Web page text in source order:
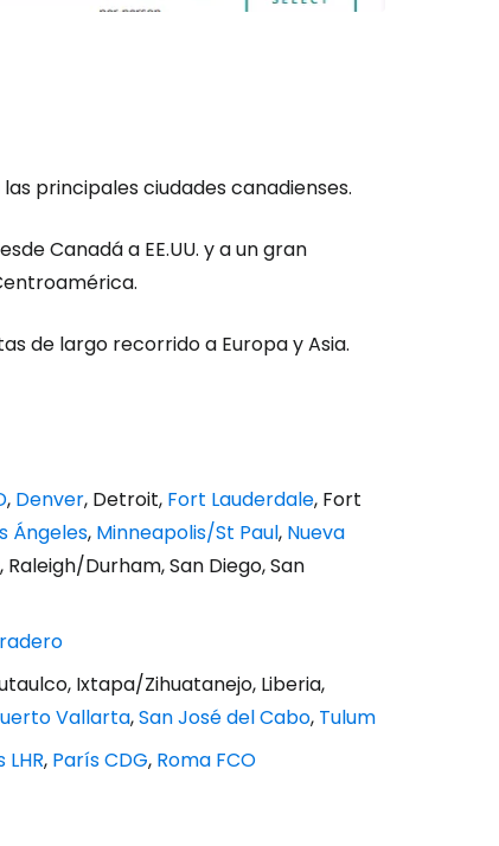
principales ciudades canadienses.
Canadá a EE.UU. y a un gran
de largo recorrido a Europa y Asia.
, Denver, Detroit, Fort Lauderdale, Fort
Ángeles, Minneapolis/St Paul, Nueva
, Raleigh/Durham, San Diego, San
Ixtapa/Zihuatanejo, Liberia,
Vallarta,San José del Cabo, Tulum
LHR, París CDG, Roma FCO
con Facebook
con Email